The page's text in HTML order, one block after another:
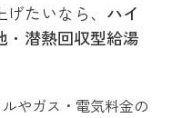
たいなら、 ハイ
・ 潜熱回収型給湯
やガス・電気料金の